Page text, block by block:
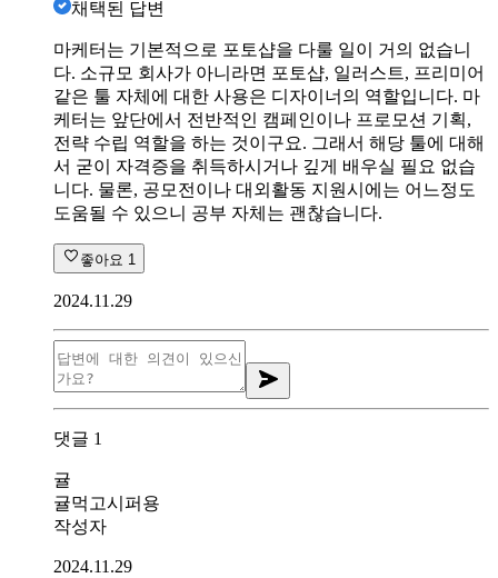
채택된 답변
마케터는 기본적으로 포토샵을 다룰 일이 거의 없습니
다. 소규모 회사가 아니라면 포토샵, 일러스트, 프리미어
같은 툴 자체에 대한 사용은 디자이너의 역할입니다. 마
케터는 앞단에서 전반적인 캠페인이나 프로모션 기획,
전략 수립 역할을 하는 것이구요. 그래서 해당 툴에 대해
서 굳이 자격증을 취득하시거나 깊게 배우실 필요 없습
니다. 물론, 공모전이나 대외활동 지원시에는 어느정도
도움될 수 있으니 공부 자체는 괜찮습니다.
좋아요 1
2024.11.29
댓글 1
귤
귤먹고시퍼용
작성자
2024.11.29